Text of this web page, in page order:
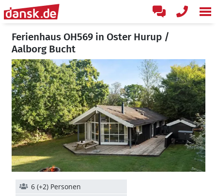
Ferienhaus OH569 in Oster Hurup /
Aalborg Bucht
6 (+2) Personen